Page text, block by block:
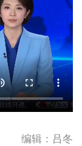
编辑：吕冬